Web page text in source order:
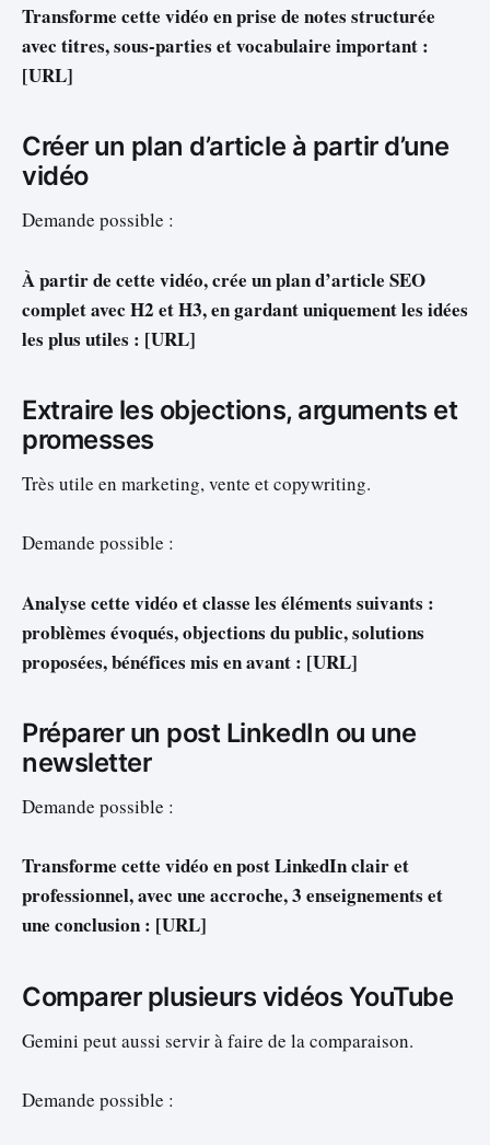
Transforme cette vidéo en prise de notes structurée
avec titres, sous-parties et vocabulaire important :
[URL]
Créer un plan d’article à partir d’une
vidéo
Demande possible :
À partir de cette vidéo, crée un plan d’article SEO
complet avec H2 et H3, en gardant uniquement les idées
les plus utiles : [URL]
Extraire les objections, arguments et
promesses
Très utile en marketing, vente et copywriting.
Demande possible :
Analyse cette vidéo et classe les éléments suivants :
problèmes évoqués, objections du public, solutions
proposées, bénéfices mis en avant : [URL]
Préparer un post LinkedIn ou une
newsletter
Demande possible :
Transforme cette vidéo en post LinkedIn clair et
professionnel, avec une accroche, 3 enseignements et
une conclusion : [URL]
Comparer plusieurs vidéos YouTube
Gemini peut aussi servir à faire de la comparaison.
Demande possible :